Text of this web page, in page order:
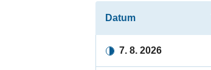
Datum
7. 8. 2026